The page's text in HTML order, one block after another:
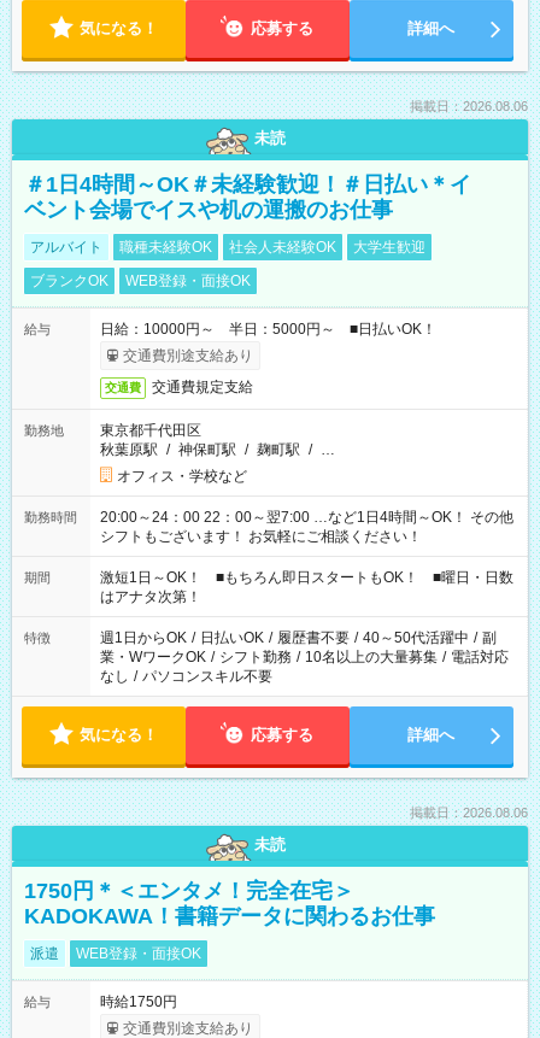
気になる！ 応募する 詳細へ
掲載日：2026.08.06
未読
＃1日4時間～OK＃未経験歓迎！＃日払い＊イ
ベント会場でイスや机の運搬のお仕事
アルバイト 職種未経験OK 社会人未経験OK
大学生歓迎
ブランクOK
WEB登録・面接OK
給与
日給：10000円～ 半日：5000円～ ■日払いOK！
交通費別途支給あり
交通費 交通費規定支給
勤務地
東京都千代田区
秋葉原駅 / 神保町駅 / 麹町駅 / …
オフィス・学校など
勤務時間
20:00～24：00 22：00～翌7:00 …など1日4時間～OK！ その他
シフトもございます！ お気軽にご相談ください！
期間
激短1日～OK！ ■もちろん即日スタートもOK！ ■曜日・日数
はアナタ次第！
特徴 週1日からOK / 日払いOK / 履歴書不要 / 40～50代活躍中 / 副
業・WワークOK / シフト勤務 / 10名以上の大量募集 / 電話対応
なし / パソコンスキル不要
気になる！ 応募する 詳細へ
掲載日：2026.08.06
未読
1750円＊＜エンタメ！完全在宅＞
KADOKAWA！書籍データに関わるお仕事
派遣 WEB登録・面接OK
給与
時給1750円
交通費別途支給あり